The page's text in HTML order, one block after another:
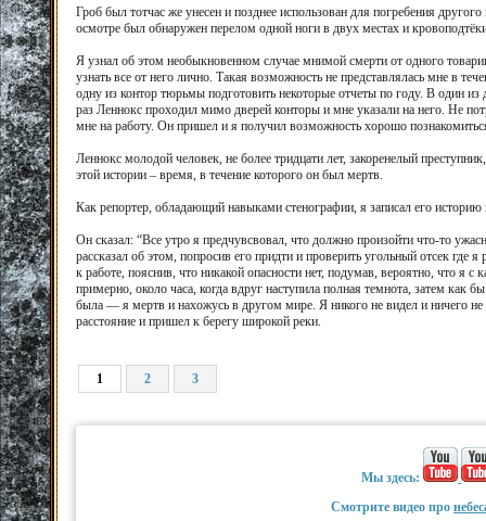
Гроб был тотчас же унесен и позднее использован для погребения
осмотре был обнаружен перелом одной ноги в двух местах и
Я узнал об этом необыкновенном случае мнимой смерти от одного
узнать все от него лично. Такая возможность не представлялась мне в
одну из контор тюрьмы подготовить некоторые отчеты по году. В один
раз Леннокс проходил мимо дверей конторы и мне указали на него. Не
мне на работу. Он пришел и я получил возможность хорошо
Леннокс молодой человек, не более тридцати лет, закоренелый
этой истории – время, в течение которого он был мертв.
Как репортер, обладающий навыками стенографии, я записал его историю
Он сказал: “Все утро я предчувсвовал, что должно произойти что-то
рассказал об этом, попросив его придти и проверить угольный отсек где
к работе, пояснив, что никакой опасности нет, подумав, вероятно, что я
примерно, около часа, когда вдруг наступила полная темнота, затем
была — я мертв и нахожусь в другом мире. Я никого не видел и ничего
расстояние и пришел к берегу широкой реки.
1 2 3
Мы здесь:
Смотрите видео про